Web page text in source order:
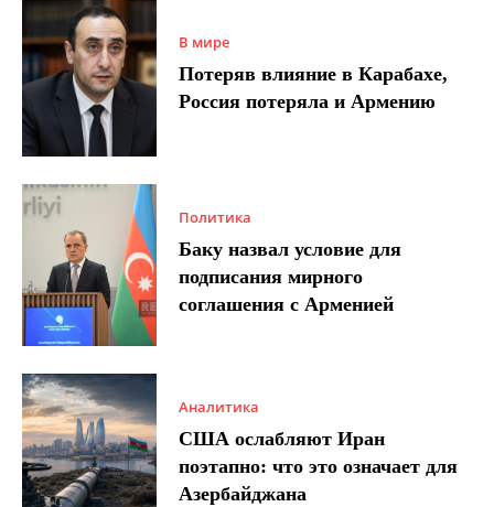
В мире
Потеряв влияние в Карабахе,
Россия потеряла и Армению
Политика
Баку назвал условие для
подписания мирного
соглашения с Арменией
Аналитика
США ослабляют Иран
поэтапно: что это означает для
Азербайджана